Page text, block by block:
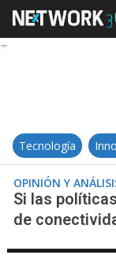
Tecnología
OPINIÓN Y
Si las
de